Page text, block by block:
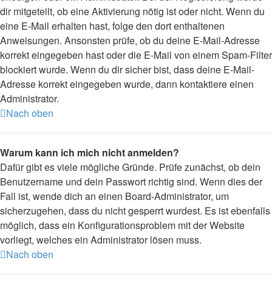
dir mitgeteilt, ob eine Aktivierung nötig ist oder nicht. Wenn du
eine E-Mail erhalten hast, folge den dort enthaltenen
Anweisungen. Ansonsten prüfe, ob du deine E-Mail-Adresse
korrekt eingegeben hast oder die E-Mail von einem Spam-Filter
blockiert wurde. Wenn du dir sicher bist, dass deine E-Mail-
Adresse korrekt eingegeben wurde, dann kontaktiere einen
Administrator.
Nach oben
Warum kann ich mich nicht anmelden?
Dafür gibt es viele mögliche Gründe. Prüfe zunächst, ob dein
Benutzername und dein Passwort richtig sind. Wenn dies der
Fall ist, wende dich an einen Board-Administrator, um
sicherzugehen, dass du nicht gesperrt wurdest. Es ist ebenfalls
möglich, dass ein Konfigurationsproblem mit der Website
vorliegt, welches ein Administrator lösen muss.
Nach oben